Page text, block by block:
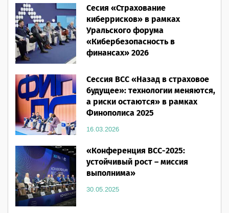
28.05.2026
Сесия «Страхование
киберрисков» в рамках
Уральского форума
«Кибербезопасность в
финансах» 2026
Сессия ВСС «Назад в страховое
будущее»: технологии меняются,
а риски остаются» в рамках
Финополиса 2025
16.03.2026
«Конференция ВСС-2025:
устойчивый рост – миссия
выполнима»
30.05.2025